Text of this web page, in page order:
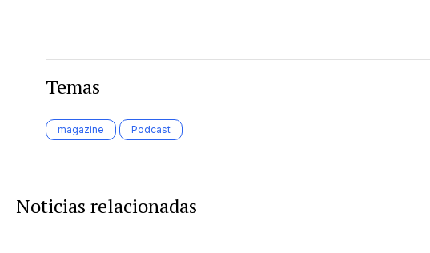
Temas
magazine Podcast
Noticias relacionadas